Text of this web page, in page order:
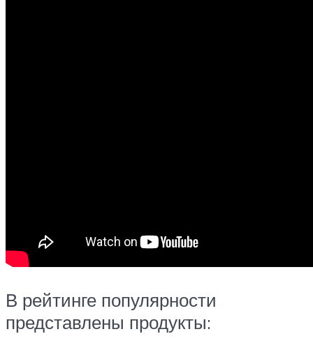
В рейтинге популярности
представлены продукты: